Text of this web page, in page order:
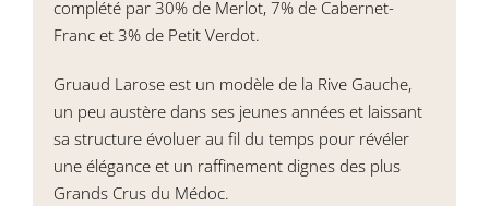
complété par 30% de Merlot, 7% de Cabernet-
Franc et 3% de Petit Verdot.
Gruaud Larose est un modèle de la Rive Gauche,
un peu austère dans ses jeunes années et laissant
sa structure évoluer au fil du temps pour révéler
une élégance et un raffinement dignes des plus
Grands Crus du Médoc.